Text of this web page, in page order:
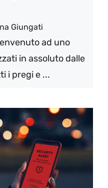
Giungati
ad uno
in assoluto dalle
i pregi e ...